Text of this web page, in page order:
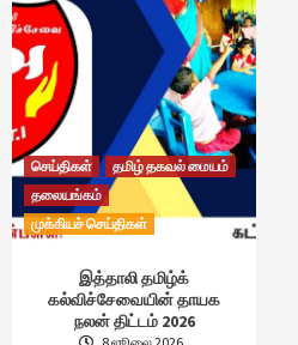
செய்திகள்
தமிழ் தகவல் மையம்
தலையங்கம்
முக்கியச் செய்திகள்
இத்தாலி தமிழ்க்
கல்விச்சேவையின் தாயக
நலன் திட்டம் 2026